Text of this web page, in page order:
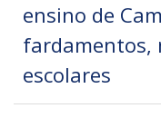
ensino de
fardamentos,
escolares